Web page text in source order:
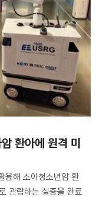
환아에 원격 미
용해 소아청소년암 환
관람하는 실증을 완료